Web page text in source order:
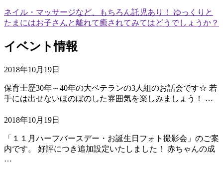
ネイル・マッサージなど、もちろん託児あり！ ゆっくりと
たまにはお子さんと離れて癒されてみてはどうでしょうか？
イベント情報
2018年10月19日
保育士歴30年～40年の大ベテランの3人組のお話会です☆ 若
手には出せないほのぼのした雰囲気を楽しみましょう！ …
2018年10月19日
「１１月ハーフバースデー・お誕生日フォト撮影会」のご案
内です。 好評につき追加設定いたしました！ 赤ちゃんの成
…